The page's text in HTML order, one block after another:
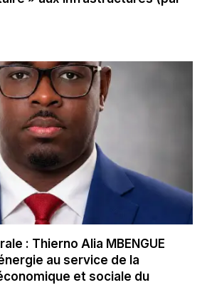
: Thierno Alia MBENGUE
au service de la
et sociale du